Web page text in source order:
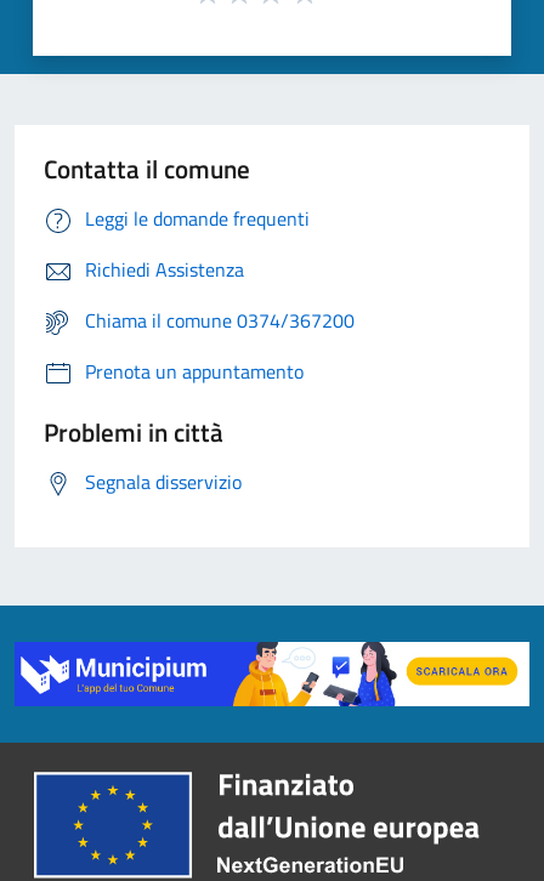
Contatta il comune
Leggi le domande frequenti
Richiedi Assistenza
Chiama il comune 0374/367200
Prenota un appuntamento
Problemi in città
Segnala disservizio